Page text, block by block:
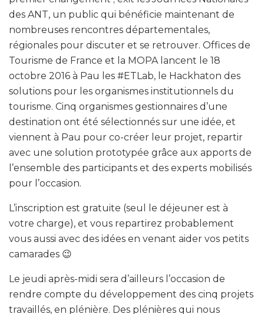
des ANT, un public qui bénéficie maintenant de
nombreuses rencontres départementales,
régionales pour discuter et se retrouver. Offices de
Tourisme de France et la MOPA lancent le 18
octobre 2016 à Pau les #ETLab, le Hackhaton des
solutions pour les organismes institutionnels du
tourisme. Cinq organismes gestionnaires d’une
destination ont été sélectionnés sur une idée, et
viennent à Pau pour co-créer leur projet, repartir
avec une solution prototypée grâce aux apports de
l’ensemble des participants et des experts mobilisés
pour l’occasion.
L’inscription est gratuite (seul le déjeuner est à
votre charge), et vous repartirez probablement
vous aussi avec des idées en venant aider vos petits
camarades 😉
Le jeudi après-midi sera d’ailleurs l’occasion de
rendre compte du développement des cinq projets
travaillés, en plénière. Des plénières qui nous